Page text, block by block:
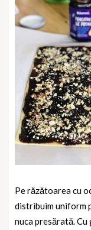
Pe răzătoarea cu
distribuim uniform
nuca presărată.